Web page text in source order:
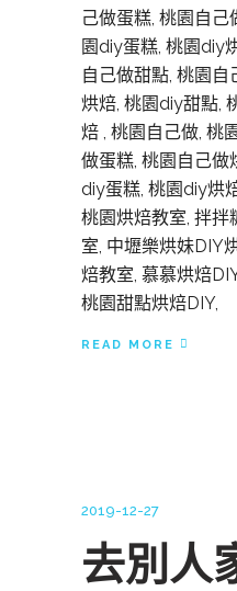
己做蛋糕, 桃園自
園diy蛋糕, 桃園diy
自己做甜點, 桃園
烘焙, 桃園diy甜點,
焙 , 桃園自己做, 桃
做蛋糕, 桃園自己做
diy蛋糕, 桃園diy烘
桃園烘焙教室, 拌拌
室, 中壢樂烘妹DIY
焙教室, 慕慕烘焙
桃園甜點烘焙DIY,
READ MORE
2019-12-27
去別人